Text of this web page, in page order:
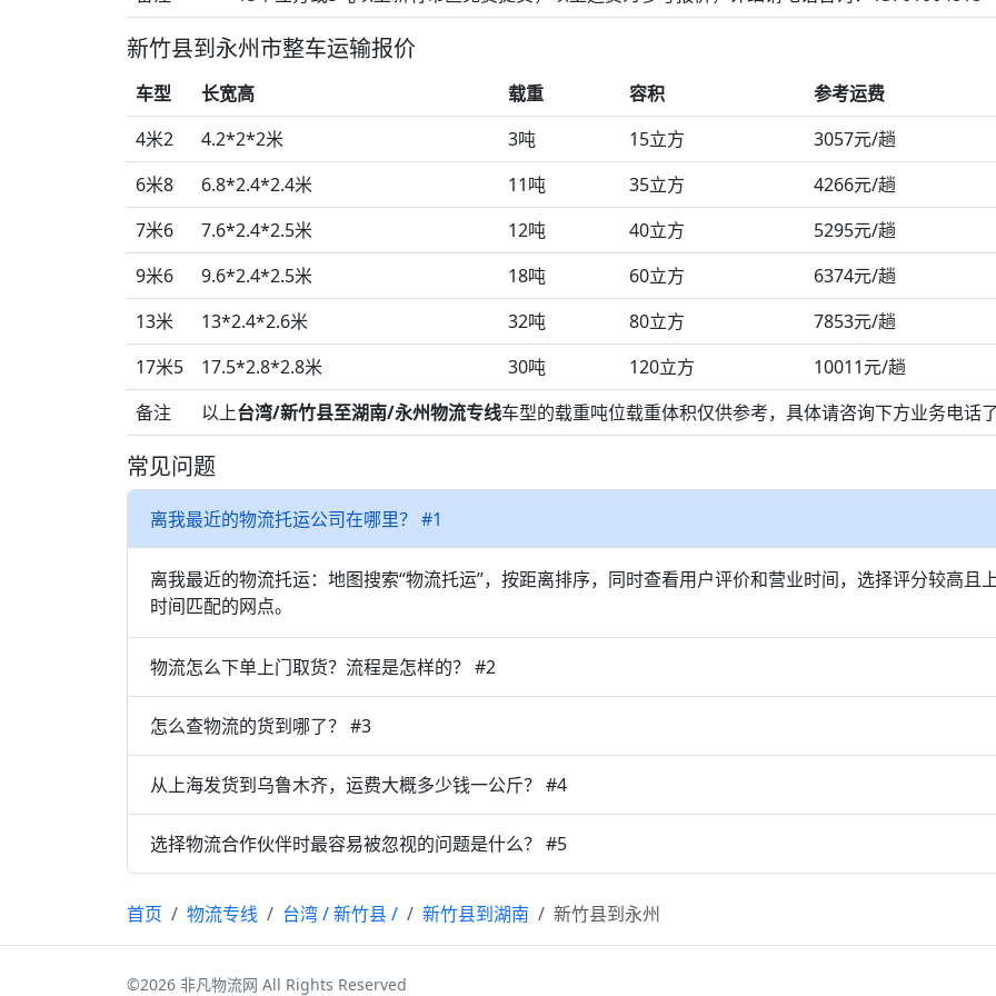
新竹县到永州市整车运输报价
车型 长宽高 载重 容积
参考运费
4米2
4.2*2*2米 3吨 15立方
3057元/趟
6米8
6.8*2.4*2.4米 11吨 35立方
4266元/趟
7米6
7.6*2.4*2.5米 12吨 40立方
5295元/趟
9米6
9.6*2.4*2.5米 18吨 60立方
6374元/趟
13米
13*2.4*2.6米 32吨 80立方
7853元/趟
17米5
17.5*2.8*2.8米 30吨 120立方
10011元/趟
备注
以上台湾/新竹县至湖南/永州物流专线车型的载重吨位载重体积仅供参考，具体请咨询下方业务电话
常见问题
离我最近的物流托运公司在哪里？ #1
离我最近的物流托运：地图搜索“物流托运”，按距离排序，同时查看用户评价和营业时间，选择评分较高且
时间匹配的网点。
物流怎么下单上门取货？流程是怎样的？ #2
怎么查物流的货到哪了？ #3
从上海发货到乌鲁木齐，运费大概多少钱一公斤？ #4
选择物流合作伙伴时最容易被忽视的问题是什么？ #5
首页 物流专线 台湾/新竹县/ 新竹县到湖南 新竹县到永州
©2026 非凡物流网 All Rights Reserved